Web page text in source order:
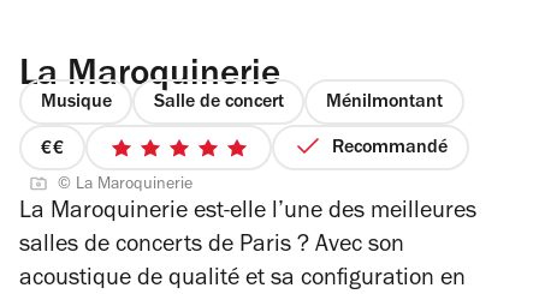
La Maroquinerie
Musique Salle de concert Ménilmontant
prix
2
sur
4
5
sur
5
étoiles
Recommandé
© La Maroquinerie
La Maroquinerie est-elle l’une des meilleures
salles de concerts de Paris ? Avec son
acoustique de qualité et sa configuration en